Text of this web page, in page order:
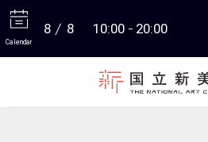
Calendar
8 8 10:00 20:00